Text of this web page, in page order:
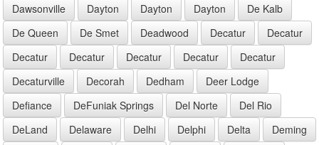
Dawsonville
Dayton Dayton Dayton
De Kalb
De Queen
De Smet Deadwood Decatur
Decatur
Decatur
Decatur Decatur Decatur
Decatur
Decaturville
Decorah Dedham
Deer Lodge
Defiance
DeFuniak Springs Del Norte
Del Rio
DeLand
Delaware Delhi Delphi Delta
Deming